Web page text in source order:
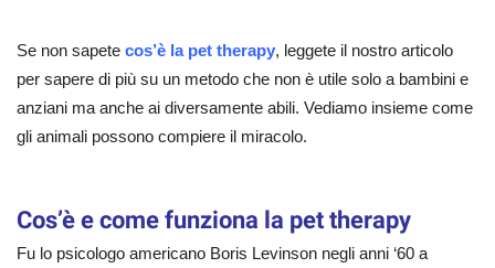
Se non sapete cos’è la pet therapy, leggete il nostro articolo
per sapere di più su un metodo che non è utile solo a bambini e
anziani ma anche ai diversamente abili. Vediamo insieme come
gli animali possono compiere il miracolo.
Cos’è e come funziona la pet therapy
Fu lo psicologo americano Boris Levinson negli anni ‘60 a